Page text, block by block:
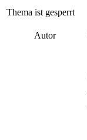
Thema ist gesperrt
Autor